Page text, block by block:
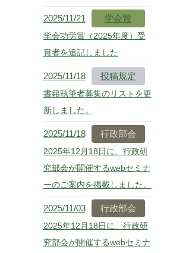
2025/11/21 学会賞
学会功労賞（2025年度）受
賞者を追記しました
2025/11/18 投稿規定
書籍執筆者募集のリストを更
新しました。
2025/11/18 行政部会
2025年12月18日に、行政研
究部会が開催するwebセミナ
ーのご案内を掲載しました。
2025/11/03 行政部会
2025年12月18日に、行政研
究部会が開催するwebセミナ